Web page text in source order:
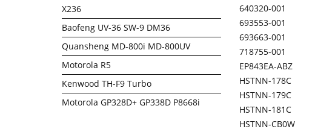
X236
Baofeng UV-36 SW-9 DM36
Quansheng MD-800i MD-800UV
Motorola R5
Kenwood TH-F9 Turbo
Motorola GP328D+ GP338D P8668i
640320-001
693553-001
693663-001
718755-001
EP843EA-ABZ
HSTNN-178C
HSTNN-179C
HSTNN-181C
HSTNN-CB0W